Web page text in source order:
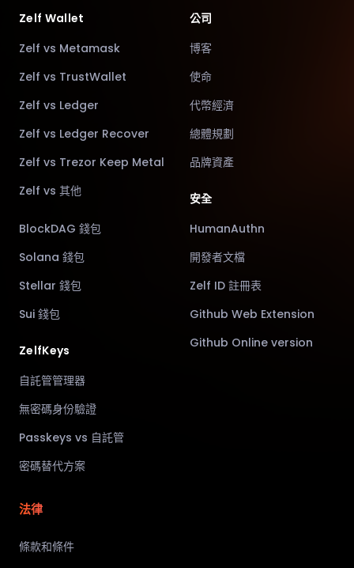
Zelf Wallet
Zelf vs Metamask
Zelf vs TrustWallet
Zelf vs Ledger
Zelf vs Ledger Recover
Zelf vs Trezor Keep Metal
Zelf vs 其他
BlockDAG 錢包
Solana 錢包
Stellar 錢包
Sui 錢包
ZelfKeys
自託管管理器
無密碼身份驗證
Passkeys vs 自託管
密碼替代方案
公司
博客
使命
代幣經濟
總體規劃
品牌資產
安全
HumanAuthn
開發者文檔
Zelf ID 註冊表
Github Web Extension
Github Online version
法律
條款和條件